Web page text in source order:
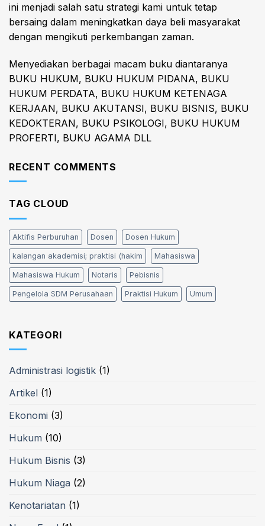
ini menjadi salah satu strategi kami untuk tetap
bersaing dalam meningkatkan daya beli masyarakat
dengan mengikuti perkembangan zaman.
Menyediakan berbagai macam buku diantaranya
BUKU HUKUM, BUKU HUKUM PIDANA, BUKU
HUKUM PERDATA, BUKU HUKUM KETENAGA
KERJAAN, BUKU AKUTANSI, BUKU BISNIS, BUKU
KEDOKTERAN, BUKU PSIKOLOGI, BUKU HUKUM
PROFERTI, BUKU AGAMA DLL
RECENT COMMENTS
TAG CLOUD
Aktifis Perburuhan Dosen Dosen Hukum
kalangan akademisi; praktisi (hakim Mahasiswa
Mahasiswa Hukum Notaris Pebisnis
Pengelola SDM Perusahaan Praktisi Hukum Umum
KATEGORI
Administrasi logistik (1)
Artikel (1)
Ekonomi (3)
Hukum (10)
Hukum Bisnis (3)
Hukum Niaga (2)
Kenotariatan (1)